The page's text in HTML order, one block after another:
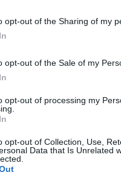
opt-out of the Sharing of my
opt-out of the Sale of my
opt-out of processing my
opt-out of Collection, Use,
Data that Is Unrelated
hivatkozva -
a szervezet.
forrásként a Google
a Nemzeti
üzenetben a TAJ-kártyáról
kérik.
származik, azt senki ne